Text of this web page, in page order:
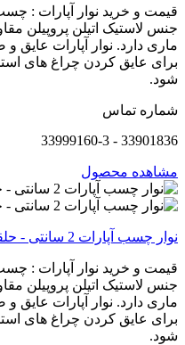
جنس لاستیک اتیلن پروپیلن
ماری دارد. نوار آپارات عایق
برای عایق کردن چراغ های
شود.
شماره تماس
33901836 - 33999160-3
مشاهده محصول
نوار چسب آپارات 2 سانتی - حلقه 7.5 متری
جنس لاستیک اتیلن پروپیلن
ماری دارد. نوار آپارات عایق
برای عایق کردن چراغ های
شود.